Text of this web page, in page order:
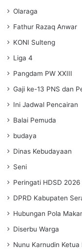
Olaraga
Fathur Razaq Anwar
KONI Sulteng
Liga 4
Pangdam PW XXIII
Gaji ke-13 PNS dan
Ini Jadwal Pencairan
Balai Pemuda
budaya
Dinas Kebudayaan
Seni
Peringati HDSD 2026
DPRD Kabupaten
Hubungan Pola
Diserbu Warga
Nunu Karnudin Ketua